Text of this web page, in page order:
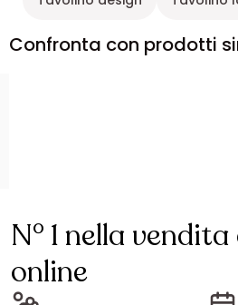
Confronta con prodotti
N° 1 nella
online